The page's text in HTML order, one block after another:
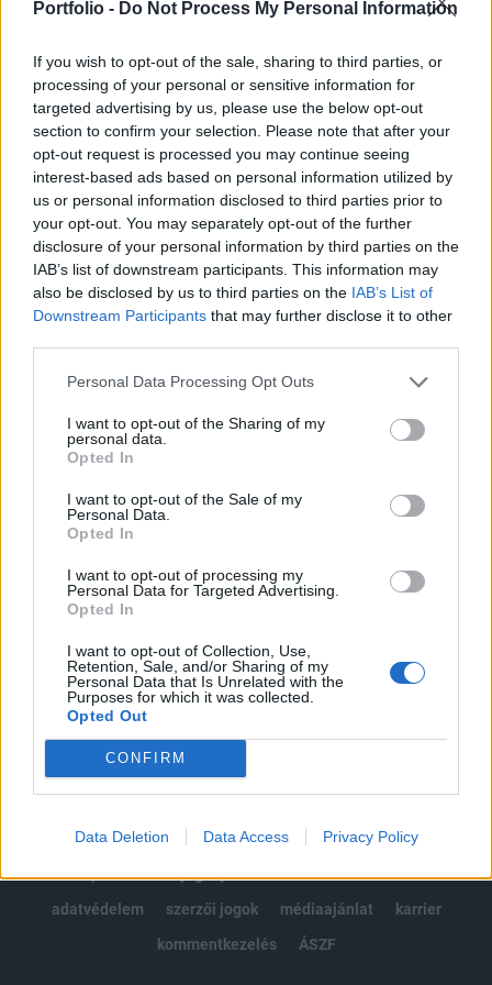
Portfolio - Do Not Process My Personal Information
If you wish to opt-out of the sale, sharing to third parties, or
processing of your personal or sensitive information for
targeted advertising by us, please use the below opt-out
section to confirm your selection. Please note that after your
opt-out request is processed you may continue seeing
interest-based ads based on personal information utilized by
us or personal information disclosed to third parties prior to
your opt-out. You may separately opt-out of the further
disclosure of your personal information by third parties on the
IAB’s list of downstream participants. This information may
also be disclosed by us to third parties on the IAB’s List of
Downstream Participants that may further disclose it to other
Personal Data Processing Opt Outs
I want to opt-out of the Sharing of my
personal data.
Opted In
I want to opt-out of the Sale of my
Personal Data.
Opted In
I want to opt-out of processing my
Personal Data for Targeted Advertising.
Opted In
I want to opt-out of Collection, Use,
Retention, Sale, and/or Sharing of my
Personal Data that Is Unrelated with the
Purposes for which it was collected.
Opted Out
CONFIRM
Data Deletion Data Access Privacy Policy
sávzárás mellett zajlik - közölte a Magyar Közút
A tájékoztatás szerint a várhatóan december közepéig tartó
munkálatokra, korlátozásokra előjelző táblák hívják fel a
figyelmet. A térségben sebességkorlátozásra, az M2-es
autóúton menetidő-növekedésre számíthatnak a
közlekedők. A munkák első ütemében, hétfő éjszakától
várhatóan szerda estig az M2-es autóút 12-es főúti
csomópont és a kosdi csomópont...
KEDVES OLVASÓNK!
A keresett cikk a portfolio.hu hírarchívumához
tartozik, melynek olvasása előfizetéses
Az előfizetés a következőket tartalmazza:
Kötéslisták: BÉT elmúlt 2 év napon belüli
kötéslistái
Előfizetés
MÁR ELŐFIZETŐNK VAGY?BEJELENTKEZÉS
© 2026 Portfolio
impresszum
jogi nyilatkozat
süti beállítások
adatvédelem
szerzői jogok médiaajánlat
karrier
kommentkezelés
ÁSZF